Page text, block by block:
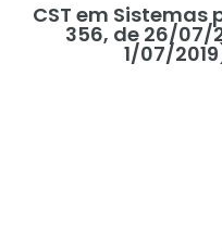
CST em
356, de 26/07/
1/07/